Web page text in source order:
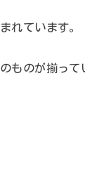
れています。
ものが揃って